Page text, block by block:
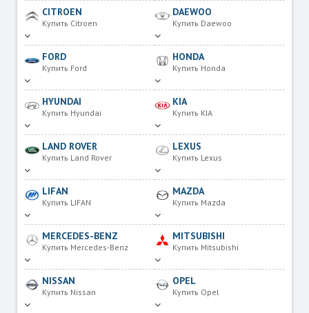
CITROEN
Купить Citroen
DAEWOO
Купить Daewoo
FORD
Купить Ford
HONDA
Купить Honda
HYUNDAI
Купить Hyundai
KIA
Купить KIA
LAND ROVER
Купить Land Rover
LEXUS
Купить Lexus
LIFAN
Купить LIFAN
MAZDA
Купить Mazda
MERCEDES-BENZ
Купить Mercedes-Benz
MITSUBISHI
Купить Mitsubishi
NISSAN
Купить Nissan
OPEL
Купить Opel